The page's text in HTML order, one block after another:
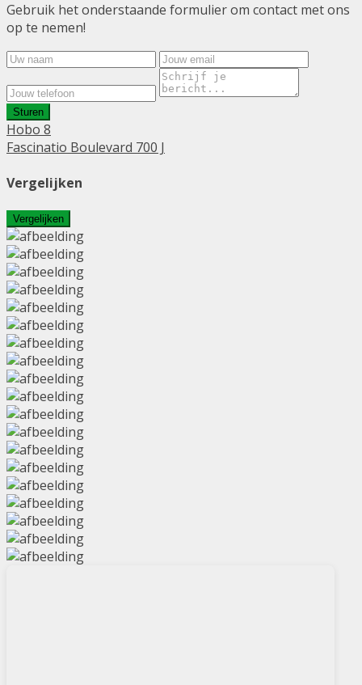
Gebruik het onderstaande formulier om contact met ons
op te nemen!
Sturen
Hobo 8
Fascinatio Boulevard 700 J
Vergelijken
Vergelijken